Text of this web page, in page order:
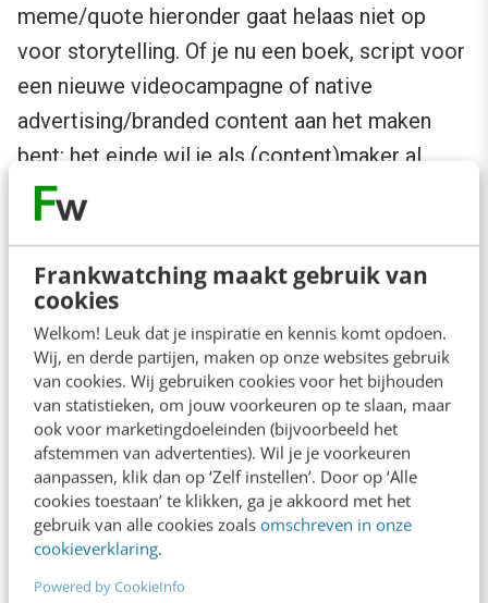
Frankwatching maakt gebruik van
cookies
Welkom! Leuk dat je inspiratie en kennis komt opdoen.
Wij, en derde partijen, maken op onze websites gebruik
van cookies. Wij gebruiken cookies voor het bijhouden
van statistieken, om jouw voorkeuren op te slaan, maar
ook voor marketingdoeleinden (bijvoorbeeld het
afstemmen van advertenties). Wil je je voorkeuren
aanpassen, klik dan op ‘Zelf instellen’. Door op ‘Alle
cookies toestaan’ te klikken, ga je akkoord met het
gebruik van alle cookies zoals omschreven in onze
cookieverklaring.
Powered by CookieInfo
meme/quote hieronder gaat helaas niet op
voor storytelling. Of je nu een boek, script voor
een nieuwe videocampagne of native
advertising/branded content aan het maken
bent: het einde wil je als (content)maker al
hebben bedacht.
Een goed verhaal maken zonder dat je het slot,